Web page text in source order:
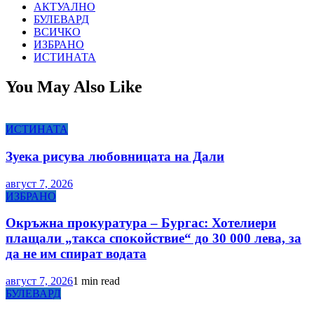
АКТУАЛНО
БУЛЕВАРД
ВСИЧКО
ИЗБРАНО
ИСТИНАТА
You May Also Like
ИСТИНАТА
Зуека рисува любовницата на Дали
август 7, 2026
ИЗБРАНО
Окръжна прокуратура – Бургас: Хотелиери
плащали „такса спокойствие“ до 30 000 лева, за
да не им спират водата
август 7, 20261 min read
БУЛЕВАРД